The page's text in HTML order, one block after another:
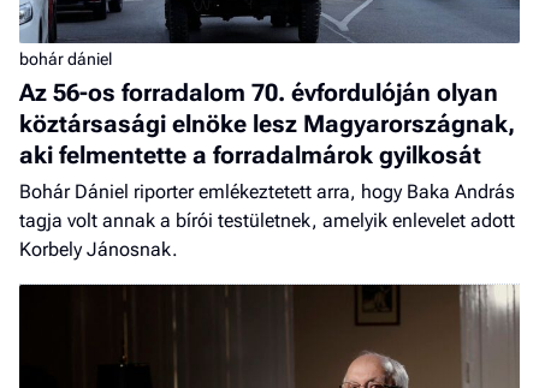
bohár dániel
Az 56-os forradalom 70. évfordulóján olyan
köztársasági elnöke lesz Magyarországnak,
aki felmentette a forradalmárok gyilkosát
Bohár Dániel riporter emlékeztetett arra, hogy Baka András
tagja volt annak a bírói testületnek, amelyik enlevelet adott
Korbely Jánosnak.